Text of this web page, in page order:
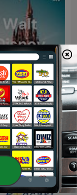
Walt Disney